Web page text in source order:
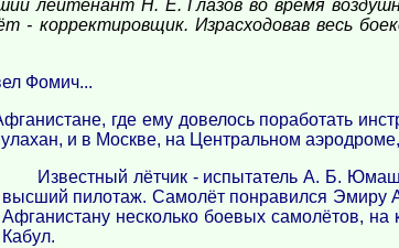
лейтенант Н. Е. Глазов во время
- корректировщик. Израсходовав весь
Фомич...
где ему довелось поработать
и в Москве, на Центральном
Известный лётчик - испытатель А. Б.
высший пилотаж. Самолёт понравился Эмиру
Афганистану несколько боевых самолётов,
Кабул.